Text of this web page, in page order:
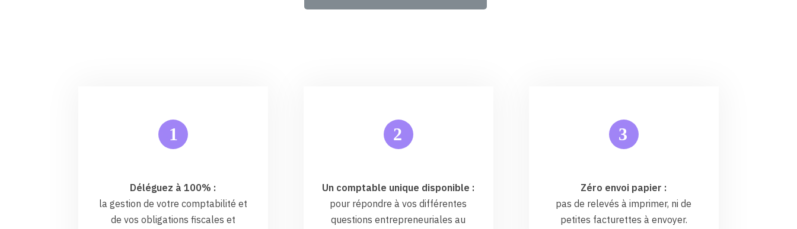
1
Déléguez à 100% :
la gestion de votre comptabilité et
de vos obligations fiscales et
2
Un comptable unique disponible :
pour répondre à vos différentes
questions entrepreneuriales au
3
Zéro envoi papier :
pas de relevés à imprimer, ni de
petites facturettes à envoyer.